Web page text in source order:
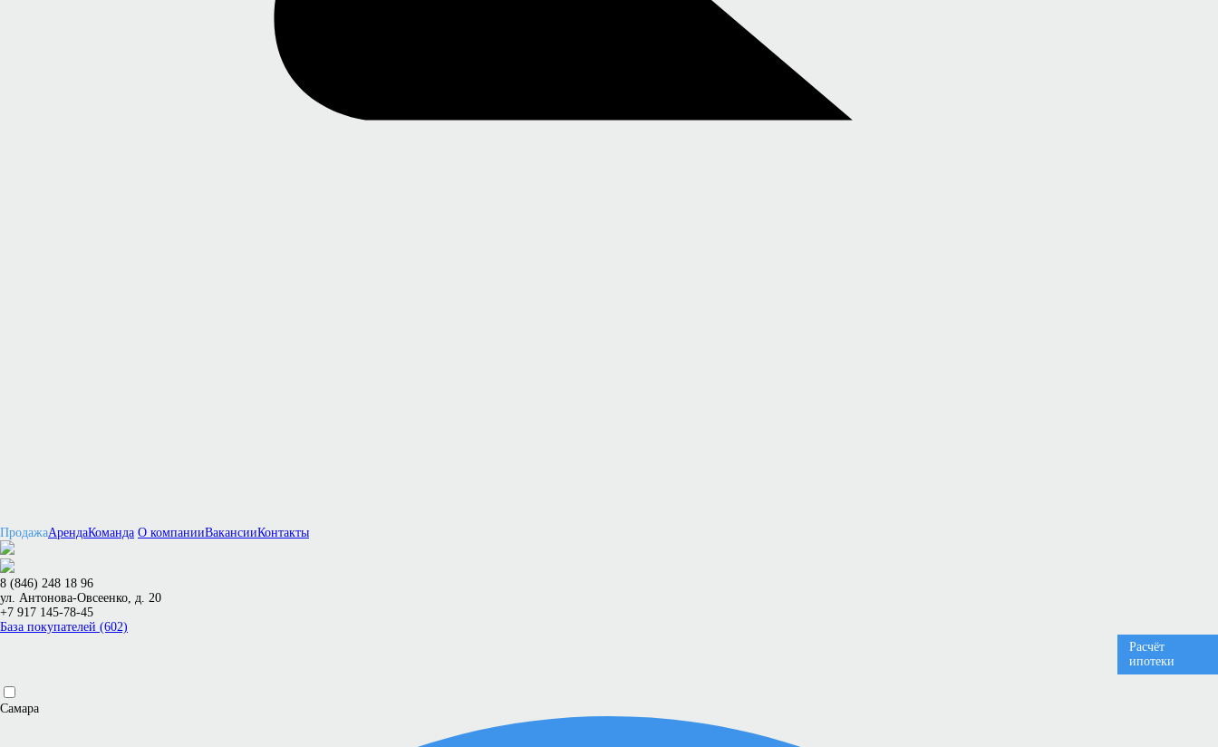
ПродажаАрендаКоманда О компанииВакансииКонтакты
8 (846) 248 18 96
ул. Антонова-Овсеенко, д. 20
+7 917 145-78-45
База покупателей (602)
Расчёт
ипотеки
Самара